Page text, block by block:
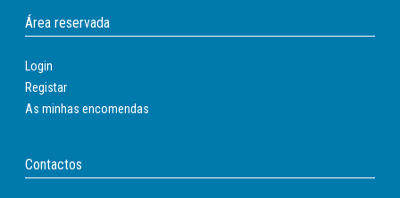
Área reservada
Login
Registar
As minhas encomendas
Contactos